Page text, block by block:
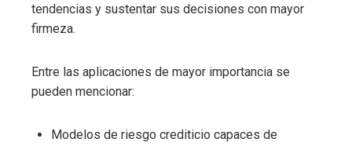
tendencias y sustentar sus decisiones con mayor
firmeza.
Entre las aplicaciones de mayor importancia se
pueden mencionar:
Modelos de riesgo crediticio capaces de